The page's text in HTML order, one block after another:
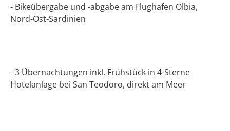
- Bikeübergabe und -abgabe am Flughafen Olbia,
Nord-Ost-Sardinien
- 3 Übernachtungen inkl. Frühstück in 4-Sterne
Hotelanlage bei San Teodoro, direkt am Meer